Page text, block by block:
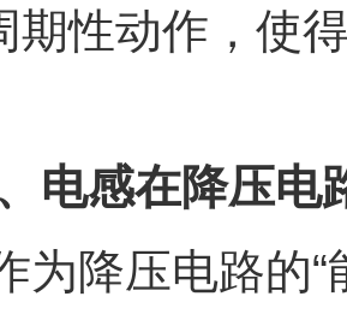
期性动作，使
电感在降压电
为降压电路的